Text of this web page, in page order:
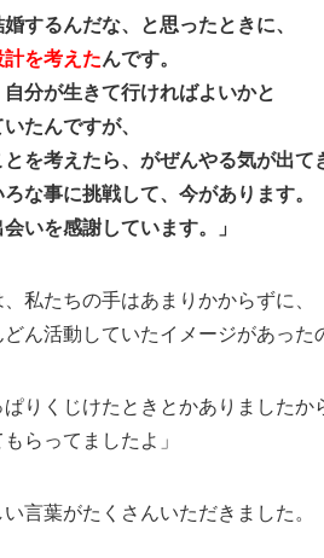
するんだな、と思ったときに、
計を考えたんです。
分が生きて行ければよいかと
たんですが、
を考えたら、がぜんやる気が出て
な事に挑戦して、今があります。
いを感謝しています。」
私たちの手はあまりかからずに、
どん活動していたイメージがあった
ぱりくじけたときとかありましたか
らってましたよ」
言葉がたくさんいただきました。